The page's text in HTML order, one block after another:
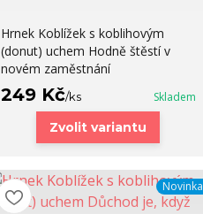
Hrnek Koblížek s koblihovým
(donut) uchem Hodně štěstí v
novém zaměstnání
249 Kč/ks Skladem
Zvolit variantu
Novinka